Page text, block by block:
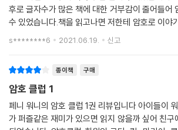
후로 글자수가 많은 책에 대한 거부감이 줄어들어
수 있었습니다.책을 읽고나면 저한테 암호로 이야
모르겠지만ㅋㅋㅋ아이도 좋아하고저도 시간나면
s********6 2021.06.19. 신고
종이책 구매
암호 클럽 1
페니 워니의 암호 클럽 1권 리뷰입니다 아이들이
가 퍼즐같은 재미가 있으면 읽지 않을까 싶어 친구